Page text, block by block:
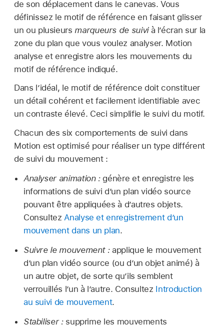
de son déplacement dans le canevas. Vous
définissez le motif de référence en faisant glisser
un ou plusieurs marqueurs de suivià l’écran sur la
zone du plan que vous voulez analyser. Motion
analyse et enregistre alors les mouvements du
motif de référence indiqué.
Dans l’idéal, le motif de référence doit constituer
un détail cohérent et facilement identifiable avec
un contraste élevé. Ceci simplifie le suivi du motif.
Chacun des six comportements de suivi dans
Motion est optimisé pour réaliser un type différent
de suivi du mouvement :
Analyser animation :génère et enregistre les
informations de suivi d’un plan vidéo source
pouvant être appliquées à d’autres objets.
ConsultezAnalyse et enregistrement d’un
mouvement dans un plan.
Suivre le mouvement :applique le mouvement
d’un plan vidéo source (ou d’un objet animé) à
un autre objet, de sorte qu’ils semblent
verrouillés l’un à l’autre. Consultez Introduction
au suivi de mouvement.
Stabiliser :supprime les mouvements